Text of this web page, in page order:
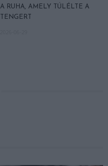
A RUHA, AMELY TÚLÉLTE A
TENGERT